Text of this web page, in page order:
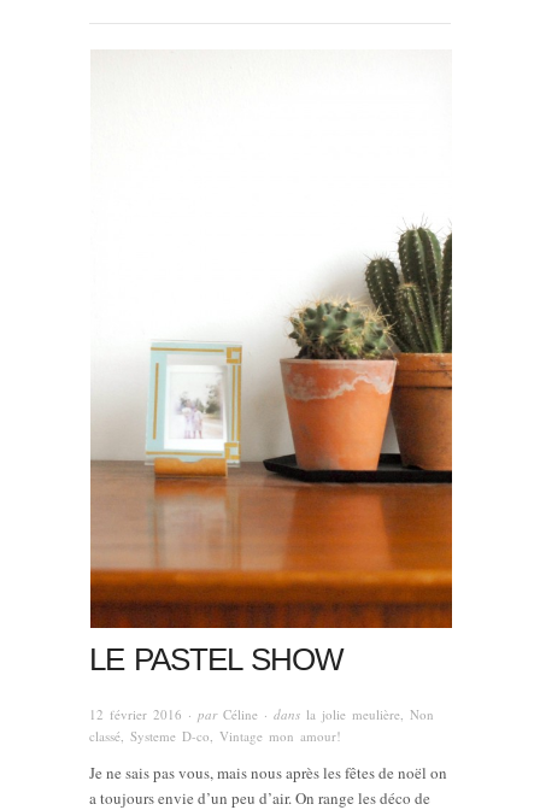
LE PASTEL SHOW
12 février 2016 · par Céline · dans la jolie meulière Non
classé Systeme D-co Vintage mon amour!
Je ne sais pas vous, mais nous après les fêtes de noël on
a toujours envie d’un peu d’air. On range les déco de